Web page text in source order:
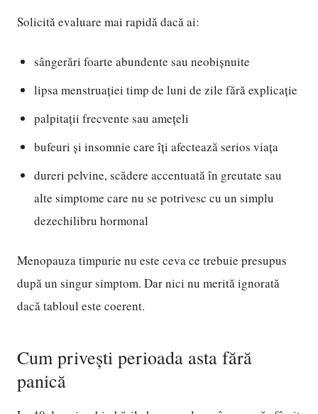
Solicită evaluare mai rapidă dacă ai:
sângerări foarte abundente sau neobișnuite
lipsa menstruației timp de luni de zile fără explicație
palpitații frecvente sau amețeli
bufeuri și insomnie care îți afectează serios viața
dureri pelvine, scădere accentuată în greutate sau
alte simptome care nu se potrivesc cu un simplu
dezechilibru hormonal
Menopauza timpurie nu este ceva ce trebuie presupus
după un singur simptom. Dar nici nu merită ignorată
dacă tabloul este coerent.
Cum privești perioada asta fără
panică